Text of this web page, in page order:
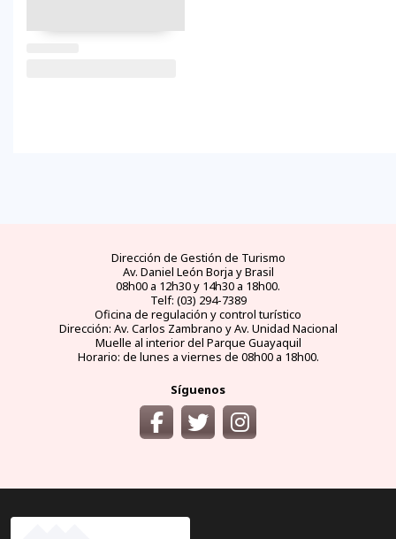
Dirección de Gestión de Turismo
Av. Daniel León Borja y Brasil
08h00 a 12h30 y 14h30 a 18h00.
Telf: (03) 294-7389
Oficina de regulación y control turístico
Dirección: Av. Carlos Zambrano y Av. Unidad Nacional
Muelle al interior del Parque Guayaquil
Horario: de lunes a viernes de 08h00 a 18h00.
Síguenos